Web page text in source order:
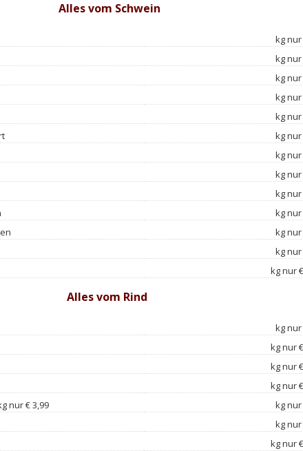
Alles vom Schwein
kg nur
kg nur
kg nur
kg nur
kg nur
kg nur
kg nur
kg nur
kg nur
kg nur
kg nur
kg nur
kg nur
Alles vom Rind
kg nur
kg nur
kg nur
kg nur
nur € 3,99
kg nur
kg nur
kg nur